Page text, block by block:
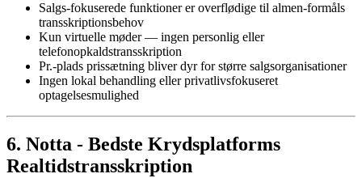
Salgs-fokuserede funktioner er overflødige til almen-formåls
transskriptionsbehov
Kun virtuelle møder — ingen personlig eller
telefonopkaldstransskription
Pr.-plads prissætning bliver dyr for større salgsorganisationer
Ingen lokal behandling eller privatlivsfokuseret
optagelsesmulighed
6. Notta - Bedste Krydsplatforms
Realtidstransskription